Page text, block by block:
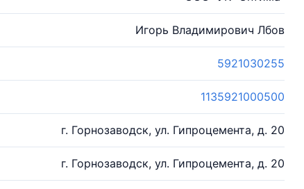
Игорь Владимирович Лбов
5921030255
1135921000500
г. Горнозаводск, ул. Гипроцемента, д. 20
г. Горнозаводск, ул. Гипроцемента, д. 20